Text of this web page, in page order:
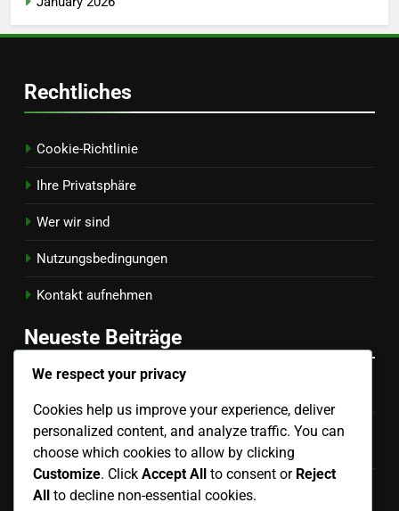
Rechtliches
Cookie-Richtlinie
Ihre Privatsphäre
Wer wir sind
Nutzungsbedingungen
Kontakt aufnehmen
Neueste Beiträge
Teamkoordination: Kommunikation, Timing,
Spielerpositionierung
Setter’s Vision: Gerichtsbewusstsein,
We respect your privacy
Cookies help us improve your experience, deliver
personalized content, and analyze traffic. You can
choose which cookies to allow by clicking
Customize. Click Accept All to consent or Reject
All to decline non-essential cookies.